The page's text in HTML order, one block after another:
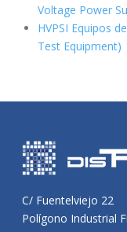
Voltage Power
HVPSI Equipos
Test Equipment)
C/ Fuentelviejo 22
Polígono Industrial